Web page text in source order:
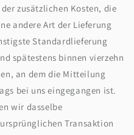
zusätzlichen Kosten, die
andere Art der Lieferung
Standardlieferung
spätestens binnen vierzehn
an dem die Mitteilung
bei uns eingegangen ist.
wir dasselbe
Transaktion